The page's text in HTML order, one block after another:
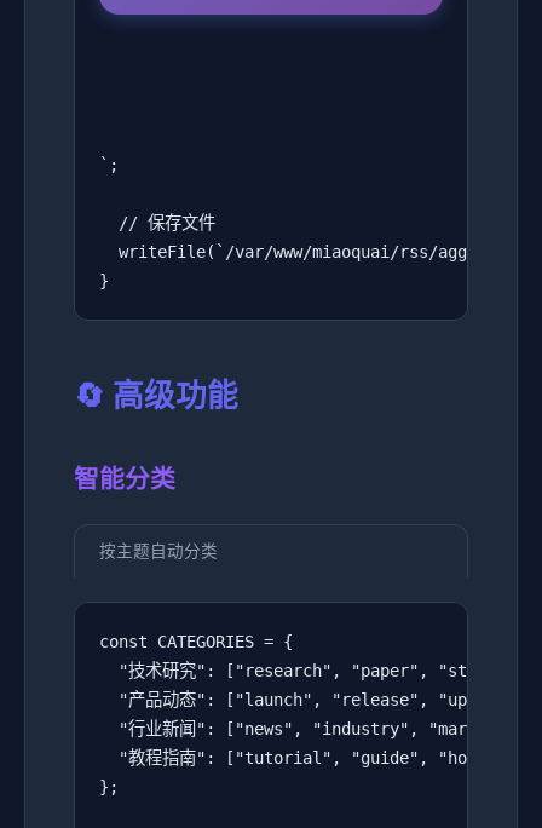
`;
  // 保存文件
writeFile(`/var/www/miaoquai/rss/
}
🔄 高级功能
智能分类
按主题自动分类
const CATEGORIES = {
"技术研究": ["research", "paper", "study",
"产品动态": ["launch", "release", "update",
"行业新闻": ["news", "industry", "market",
"教程指南": ["tutorial", "guide", "how-to",
};